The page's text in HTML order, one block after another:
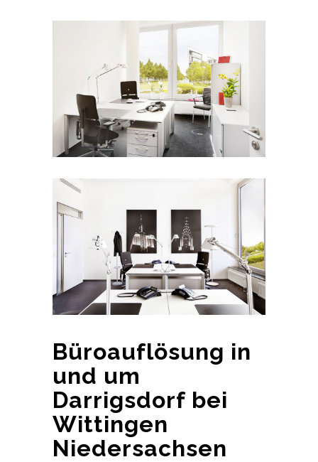
Büroauflösung in
und um
Darrigsdorf bei
Wittingen
Niedersachsen